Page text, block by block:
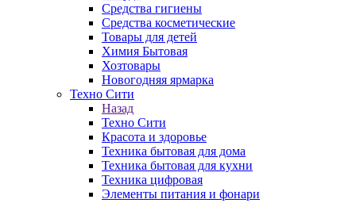
Средства гигиены
Средства косметические
Товары для детей
Химия Бытовая
Хозтовары
Новогодняя ярмарка
Техно Сити
Назад
Техно Сити
Красота и здоровье
Техника бытовая для дома
Техника бытовая для кухни
Техника цифровая
Элементы питания и фонари